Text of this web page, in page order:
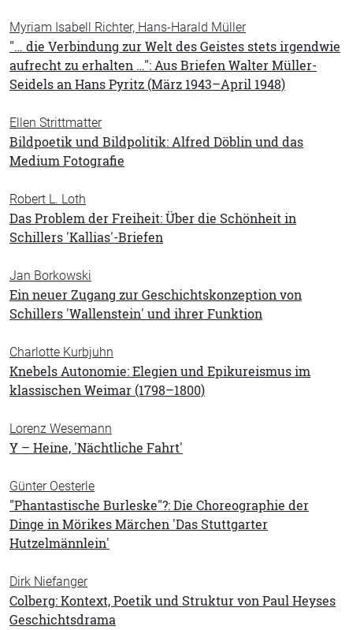
Myriam Isabell Richter, Hans-Harald Müller
"… die Verbindung zur Welt des Geistes stets irgendwie
aufrecht zu erhalten …": Aus Briefen Walter Müller-
Seidels an Hans Pyritz (März 1943–April 1948)
Ellen Strittmatter
Bildpoetik und Bildpolitik: Alfred Döblin und das
Medium Fotografie
Robert L. Loth
Das Problem der Freiheit: Über die Schönheit in
Schillers 'Kallias'-Briefen
Jan Borkowski
Ein neuer Zugang zur Geschichtskonzeption von
Schillers 'Wallenstein' und ihrer Funktion
Charlotte Kurbjuhn
Knebels Autonomie: Elegien und Epikureismus im
klassischen Weimar (1798–1800)
Lorenz Wesemann
Y – Heine, 'Nächtliche Fahrt'
Günter Oesterle
"Phantastische Burleske"?: Die Choreographie der
Dinge in Mörikes Märchen 'Das Stuttgarter
Hutzelmännlein'
Dirk Niefanger
Colberg: Kontext, Poetik und Struktur von Paul Heyses
Geschichtsdrama